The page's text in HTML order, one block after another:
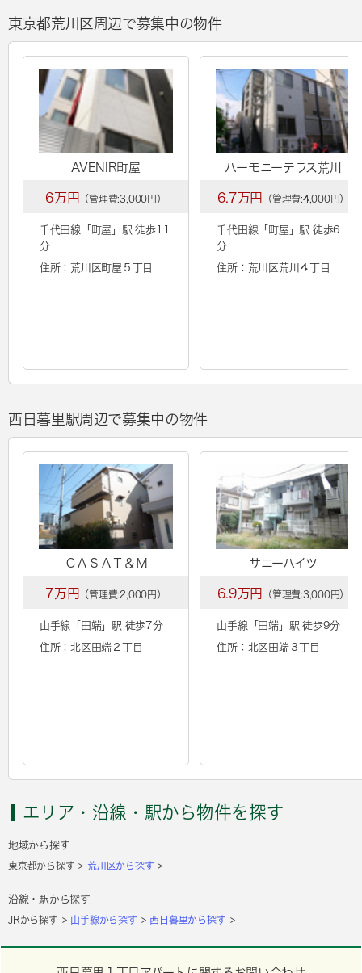
東京都荒川区周辺で募集中の物件
AVENIR町屋
6万円 （管理費:3,000円）
千代田線「 町屋 」駅 徒歩11
分
住所：荒川区町屋５丁目
ハーモニーテラス荒川
6.7万円 （管理費:4,000円）
千代田線「 町屋 」駅 徒歩6
分
住所：荒川区荒川４丁目
西日暮里駅周辺で募集中の物件
ＣＡＳＡＴ＆Ｍ
7万円 （管理費:2,000円）
山手線「 田端」駅 徒歩7分
住所：北区田端２丁目
サニーハイツ
6.9万円 （管理費:3,000円）
山手線「 田端」駅 徒歩9分
住所：北区田端３丁目
エリア・沿線・駅から物件を探す
地域から探す
東京都から探す 荒川区から探す
沿線・駅から探す
JRから探す 山手線から探す 西日暮里から探す